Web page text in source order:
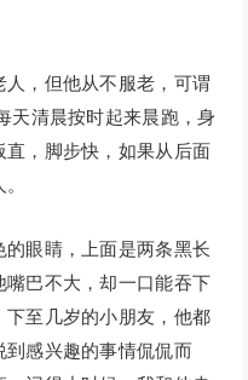
，但他从不服老，可谓
清晨按时起来晨跑，身
，脚步快，如果从后面
眼睛，上面是两条黑长
巴不大，却一口能吞下
至几岁的小朋友，他都
感兴趣的事情侃侃而